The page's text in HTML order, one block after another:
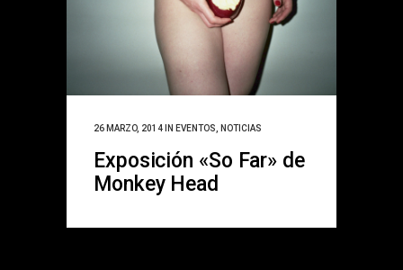
26 MARZO, 2014 IN EVENTOS NOTICIAS
Exposición «So Far» de
Monkey Head